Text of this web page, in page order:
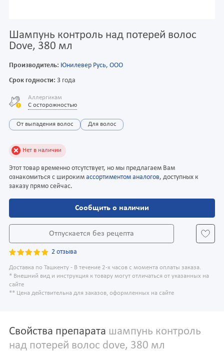
Шампунь контроль над потерей волос
Dove, 380 мл
Производитель: Юнилевер Русь, ООО
Срок годности: 3 года
Аллергикам
С осторожностью
От выпадения волос Для волос
Нет в наличии
Этот товар временно отсутствует, но мы предлагаем Вам
ознакомиться с широким ассортиментом аналогов, доступных к
заказу прямо сейчас.
Сообщить о наличии
Отпускается без рецепта
2 отзыва
Доставка по Ташкенту - В течение 2-х часов с момента оплаты заказа.
* Внешний вид и инструкция к товару могут отличаться от указанных на
сайте
** Цена действительна для заказов, оформленных на сайте
Свойства препарата шампунь контроль
над потерей волос dove, 380 мл